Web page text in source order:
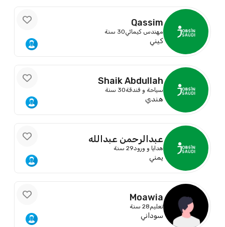
Qassim
مهندس كيمائي30 سنة
كيني
Shaik Abdullah
سياحة و فندقة30 سنة
هندي
عبدالرحمن عبدالله
هدايا و ورود29 سنة
يمني
Moawia
تعليم 28 سنة
سوداني